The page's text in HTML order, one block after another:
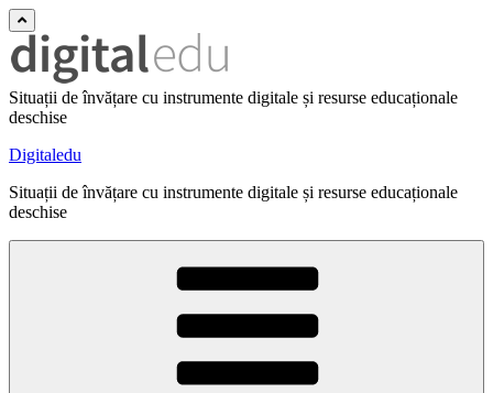
Situații de învățare cu instrumente digitale și resurse educaționale
deschise
Digitaledu
Situații de învățare cu instrumente digitale și resurse educaționale
deschise